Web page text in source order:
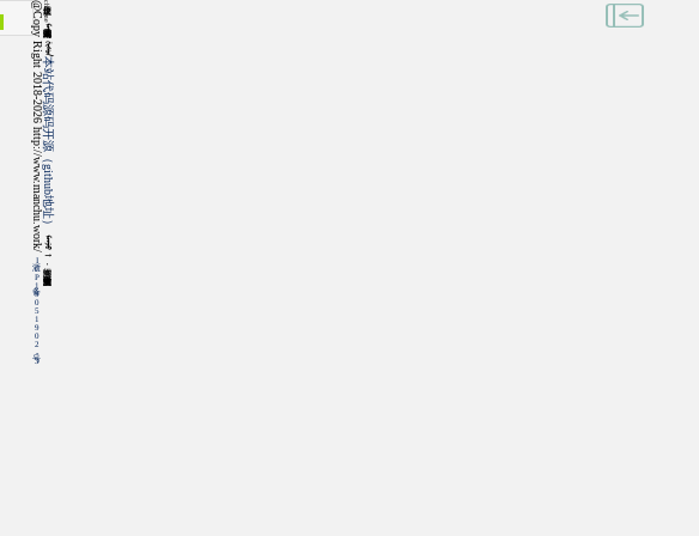
OFF
@
C
o
p
y
R
i
g
h
t
2
0
1
8
-
2
0
2
6
h
t
t
p
:
/
/
w
w
w
.
m
a
n
c
h
u
.
w
o
r
k
/
浙ICP备19051902号-3
chrome
ᠮᠠᠨᠵᡠ ᡤᡳᠰᡠᠨ
本站代码源码开源（github地址）
ᠮᠠᠨᠵᡠ →
满族空间，是学习满族语言交流空间